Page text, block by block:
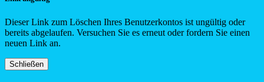
Dieser Link zum Löschen Ihres Benutzerkontos ist ungültig oder
bereits abgelaufen. Versuchen Sie es erneut oder fordern Sie einen
neuen Link an.
Schließen